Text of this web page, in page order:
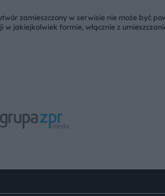
zamieszczony w serwisie nie może być
w jakiejkolwiek formie, włącznie z